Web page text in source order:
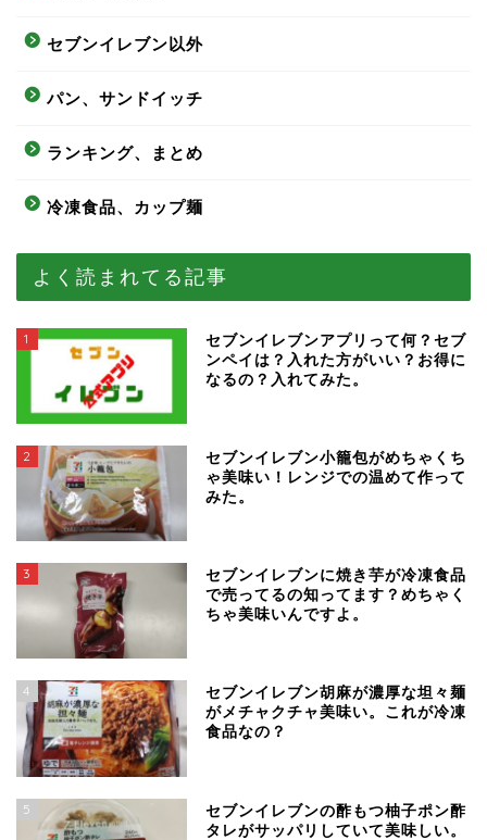
セブンイレブン以外
パン、サンドイッチ
ランキング、まとめ
冷凍食品、カップ麺
よく読まれてる記事
1
セブンイレブンアプリって何？セブ
ンペイは？入れた方がいい？お得に
なるの？入れてみた。
2
セブンイレブン小籠包がめちゃくち
ゃ美味い！レンジでの温めて作って
みた。
3
セブンイレブンに焼き芋が冷凍食品
で売ってるの知ってます？めちゃく
ちゃ美味いんですよ。
4
セブンイレブン胡麻が濃厚な坦々麺
がメチャクチャ美味い。これが冷凍
食品なの？
5
セブンイレブンの酢もつ柚子ポン酢
タレがサッパリしていて美味しい。